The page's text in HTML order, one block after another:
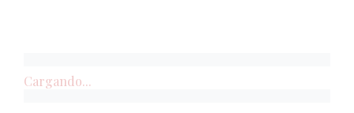
Cargando...